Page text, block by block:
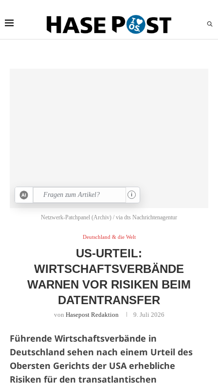
Netzwerk-Patchpanel (Archiv) / via dts Nachrichtenagentur
i
Deutschland & die Welt
US-URTEIL:
WIRTSCHAFTSVERBÄNDE
WARNEN VOR RISIKEN BEIM
DATENTRANSFER
von Hasepost Redaktion 9. Juli 2026
Führende Wirtschaftsverbände in
Deutschland sehen nach einem Urteil des
Obersten Gerichts der USA erhebliche
Risiken für den transatlantischen